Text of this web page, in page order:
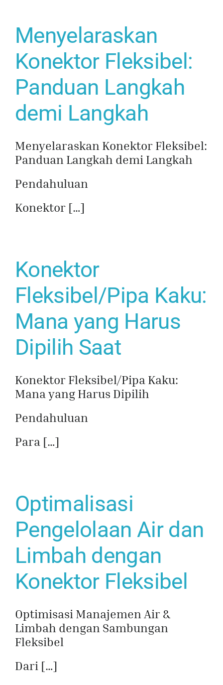
Menyelaraskan
Konektor Fleksibel:
Panduan Langkah
demi Langkah
Menyelaraskan Konektor Fleksibel:
Panduan Langkah demi Langkah
Pendahuluan
Konektor […]
Konektor
Fleksibel/Pipa Kaku:
Mana yang Harus
Dipilih Saat
Konektor Fleksibel/Pipa Kaku:
Mana yang Harus Dipilih
Pendahuluan
Para […]
Optimalisasi
Pengelolaan Air dan
Limbah dengan
Konektor Fleksibel
Optimisasi Manajemen Air &
Limbah dengan Sambungan
Fleksibel
Dari […]